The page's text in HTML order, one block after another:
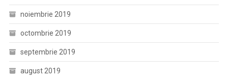
noiembrie 2019
octombrie 2019
septembrie 2019
august 2019